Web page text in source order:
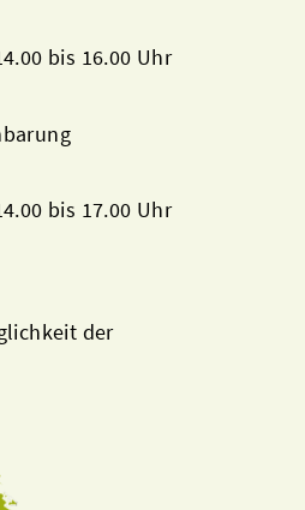
bis 16.00 Uhr
bis 17.00 Uhr
der